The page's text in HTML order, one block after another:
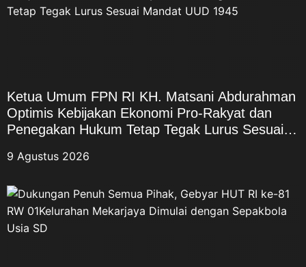
Ketua Umum FPN RI KH. Matsani Abdurahman
Optimis Kebijakan Ekonomi Pro-Rakyat dan
Penegakan Hukum Tetap Tegak Lurus Sesuai
9 Agustus 2026